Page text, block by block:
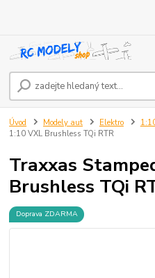
Úvod Modely aut Elektro
1:10 VXL Brushless TQi RTR
Traxxas
Brushless TQi
Doprava ZDARMA